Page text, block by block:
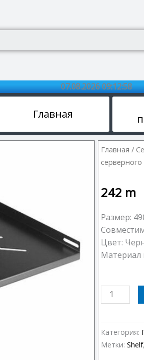
07.08.2026 09:12:59
Главная
Главная /
242 m
Размер:
Цвет:
Материал
Количество
товара
для
серверного
Категория:
Метки: Shelf,